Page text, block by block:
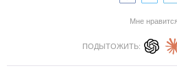
Мне нравится
ПОДЫТОЖИТЬ: